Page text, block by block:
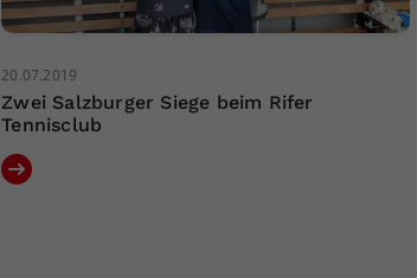
20.07.2019
Zwei Salzburger Siege beim Rifer
Tennisclub